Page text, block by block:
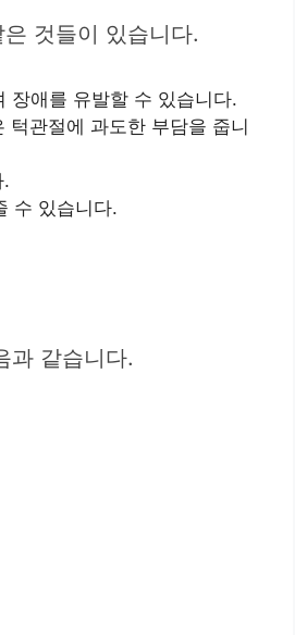
것들이 있습니다.
장애를 유발할 수 있습니다.
관절에 과도한 부담을 줍니
.
수 있습니다.
과 같습니다.